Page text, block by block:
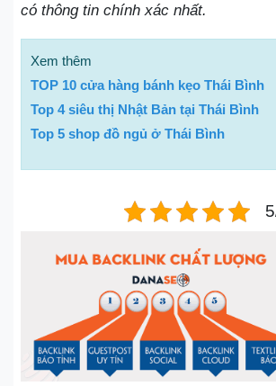
có thông tin chính xác nhất.
Xem thêm
TOP 10 cửa hàng bánh kẹo Thái Bình
Top 4 siêu thị Nhật Bản tại Thái Bình
Top 5 shop đồ ngủ ở Thái Bình